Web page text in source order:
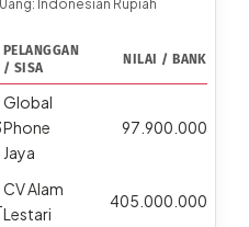
Indonesian Rupiah
PELANGGAN
/ SISA
NILAI / BANK
Global
Phone
Jaya
97.900.000
CV Alam
Lestari
405.000.000